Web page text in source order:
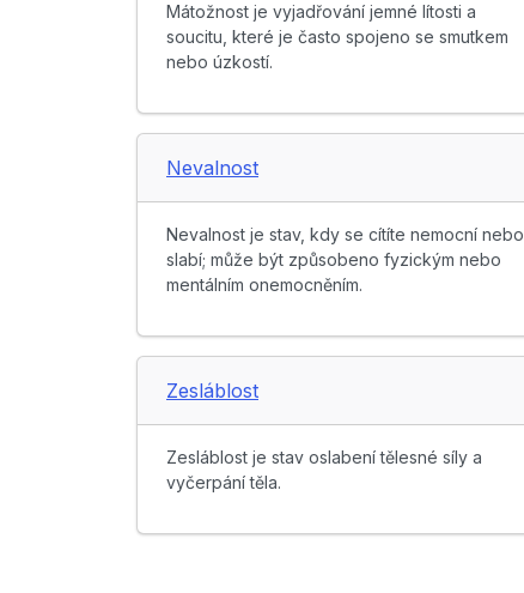
Mátožnost je vyjadřování jemné lítosti a
soucitu, které je často spojeno se smutkem
nebo úzkostí.
Nevalnost
Nevalnost je stav, kdy se cítíte nemocní nebo
slabí; může být způsobeno fyzickým nebo
mentálním onemocněním.
Zesláblost
Zesláblost je stav oslabení tělesné síly a
vyčerpání těla.